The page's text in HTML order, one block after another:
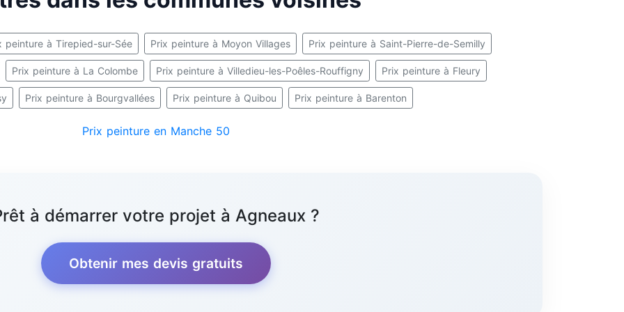
peinture à Tirepied-sur-Sée Prix peinture à Moyon Villages Prix peinture à Saint-Pierre-de-Semilly
Prix peinture à La Colombe Prix peinture à Villedieu-les-Poêles-Rouffigny Prix peinture à Fleury
Prix peinture à Bourgvallées Prix peinture à Quibou Prix peinture à Barenton
Prix peinture en Manche 50
à démarrer votre projet à Agneaux ?
Obtenir mes devis gratuits